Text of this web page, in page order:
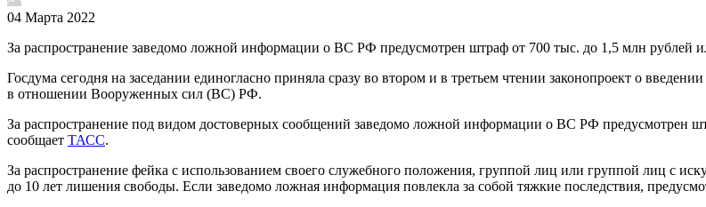
04 Марта 2022
За распространение заведомо ложной информации о ВС РФ предусмотрен штраф от 700 тыс. до 1,5 млн рублей
Госдума сегодня на заседании единогласно приняла сразу во втором и в третьем чтении законопроект о
в отношении Вооруженных сил (ВС) РФ.
За распространение под видом достоверных сообщений заведомо ложной информации о ВС РФ предусмотрен
сообщает ТАСС.
За распространение фейка с использованием своего служебного положения, группой лиц или группой лиц с
до 10 лет лишения свободы. Если заведомо ложная информация повлекла за собой тяжкие последствия,